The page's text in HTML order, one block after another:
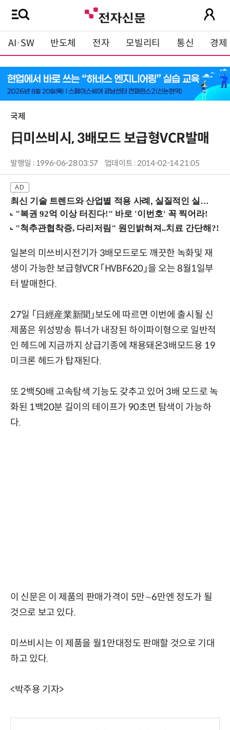
AI·SW 반도체 전자 모빌리티 통신 경제
국제
日미쓰비시, 3배모드 보급형VCR발매
발행일 : 1996-06-28 03:57 업데이트 : 2014-02-14 21:05
최신 기술 트렌드와 산업별 적용 사례, 실질적인 실행 전략을 공유 (9/18 양재역)
일본의 미쓰비시전기가 3배모드로도 깨끗한 녹화및 재
생이 가능한 보급형VCR 「HVBF620」을 오는 8월1일부
터 발매한다.
27일 「日經産業新聞」보도에 따르면 이번에 출시될 신
제품은 위성방송 튜너가 내장된 하이파이형으로 일반적
인 헤드에 지금까지 상급기종에 채용돼온3배모드용 19
미크론 헤드가 탑재된다.
또 2백50배 고속탐색 기능도 갖추고 있어 3배 모드로 녹
화된 1백20분 길이의 테이프가 90초면 탐색이 가능하
다.
이 신문은 이 제품의 판매가격이 5만∼6만엔 정도가 될
것으로 보고 있다.
미쓰비시는 이 제품을 월1만대정도 판매할 것으로 기대
하고 있다.
<박주용 기자>